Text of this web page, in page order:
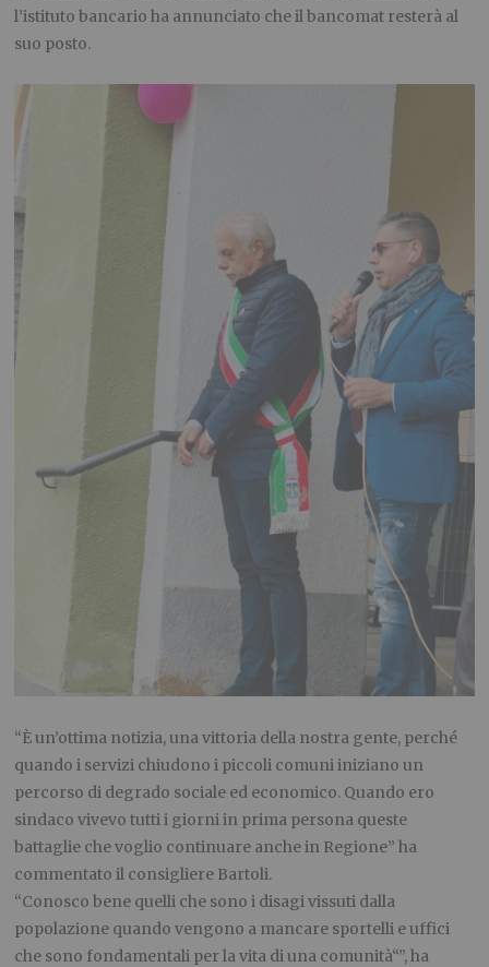
l’istituto bancario ha annunciato che il bancomat resterà al
suo posto.
“È un’ottima notizia, una vittoria della nostra gente, perché
quando i servizi chiudono i piccoli comuni iniziano un
percorso di degrado sociale ed economico. Quando ero
sindaco vivevo tutti i giorni in prima persona queste
battaglie che voglio continuare anche in Regione” ha
commentato il consigliere Bartoli.
“Conosco bene quelli che sono i disagi vissuti dalla
popolazione quando vengono a mancare sportelli e uffici
che sono fondamentali per la vita di una comunità“”, ha